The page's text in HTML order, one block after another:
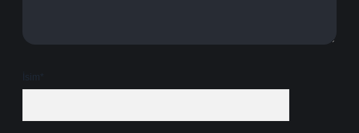
İsim*